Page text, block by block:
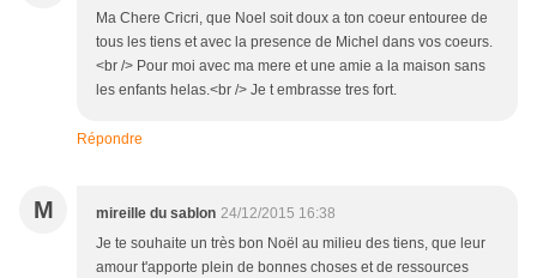
Ma Chere Cricri, que Noel soit doux a ton coeur entouree de
tous les tiens et avec la presence de Michel dans vos coeurs.
<br /> Pour moi avec ma mere et une amie a la maison sans
les enfants helas.<br /> Je t embrasse tres fort.
Répondre
M mireille du sablon 24/12/2015 16:38
Je te souhaite un très bon Noël au milieu des tiens, que leur
amour t'apporte plein de bonnes choses et de ressources